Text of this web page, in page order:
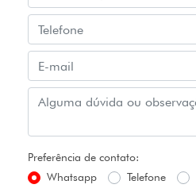
Preferência de contato:
Whatsapp
Telefone